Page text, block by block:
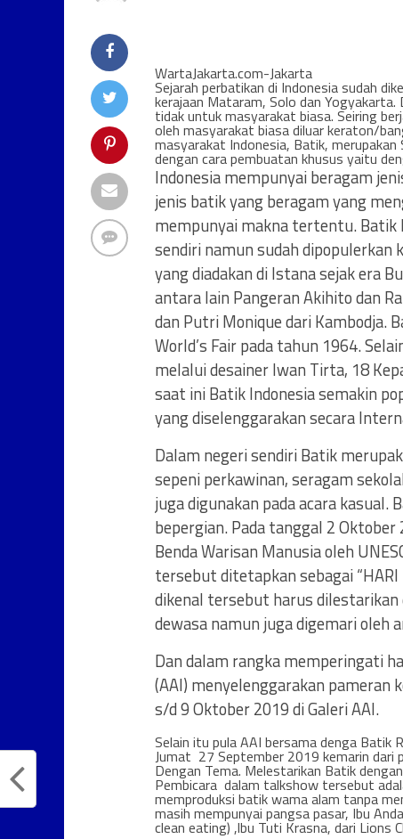
WartaJakarta.com-Jakarta
Sejarah perbatikan di Indonesia sudah
kerajaan Mataram, Solo dan
tidak untuk masyarakat biasa. Seiring
oleh masyarakat biasa diluar keraton/
masyarakat Indonesia, Batik,
dengan cara pembuatan khusus yaitu
Indonesia mempunyai beragam
jenis batik yang beragam yang
mempunyai makna tertentu. Batik
sendiri namun sudah dipopulerkan
yang diadakan di lstana sejak era
antara lain Pangeran Akihito dan
dan Putri Monique dari Kambodja.
World’s Fair pada tahun 1964.
melalui desainer lwan Tirta, 18
saat ini Batik Indonesia semakin
yang diselenggarakan secara
Dalam negeri sendiri Batik
sepeni perkawinan, seragam
juga digunakan pada acara kasual.
bepergian. Pada tanggal 2
Benda Warisan Manusia oleh
tersebut ditetapkan sebagai “HARI
dikenal tersebut harus
dewasa namun juga digemari oleh
Dan dalam rangka memperingati
(AAI) menyelenggarakan
s/d 9 Oktober 2019 di Galeri AAI.
Selain itu pula AAI bersama denga Batik
Jumat 27 September 2019 kemarin dari
Dengan Tema. Melestarikan Batik
Pembicara dalam talkshow tersebut
memproduksi batik wama alam tanpa
masih mempunyai pangsa pasar, Ibu
clean eating) ,lbu Tuti Krasna, dari Lions